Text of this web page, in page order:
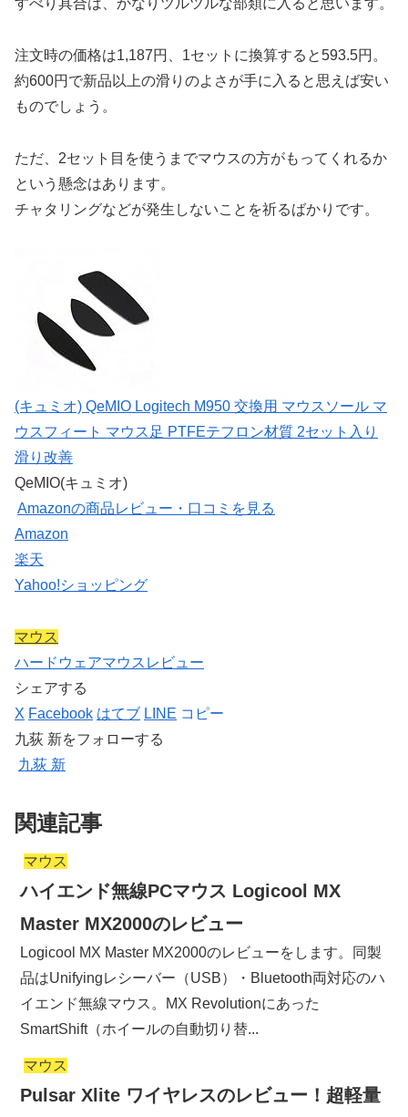
すべり具合は、かなりツルツルな部類に入ると思います。
注文時の価格は1,187円、1セットに換算すると593.5円。
約600円で新品以上の滑りのよさが手に入ると思えば安い
ものでしょう。
ただ、2セット目を使うまでマウスの方がもってくれるか
という懸念はあります。
チャタリングなどが発生しないことを祈るばかりです。
(キュミオ) QeMIO Logitech M950 交換用 マウスソール マ
ウスフィート マウス足 PTFEテフロン材質 2セット入り
滑り改善
QeMIO(キュミオ)
Amazonの商品レビュー・口コミを見る
Amazon
楽天
Yahoo!ショッピング
マウス
ハードウェアマウス レビュー
シェアする
X Facebook はてブ LINE コピー
九荻 新をフォローする
九荻 新
関連記事
マウス
ハイエンド無線PCマウス Logicool MX
Master MX2000のレビュー
Logicool MX Master MX2000のレビューをします。同製
品はUnifyingレシーバー（USB）・Bluetooth両対応のハ
イエンド無線マウス。MX Revolutionにあった
SmartShift（ホイールの自動切り替...
マウス
Pulsar Xlite ワイヤレスのレビュー！超軽量